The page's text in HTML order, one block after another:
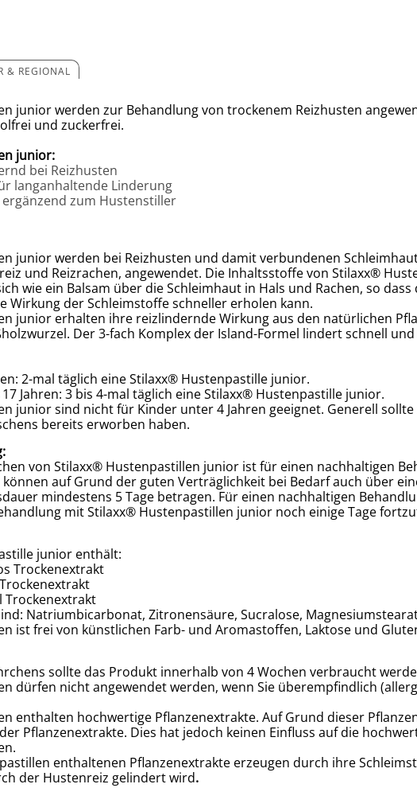
& REGIONAL
juniorwerden zur Behandlung von trockenem Reizhusten
und zuckerfrei.
junior:
bei Reizhusten
langanhaltende Linderung
zum Hustenstiller
juniorwerden bei Reizhusten und damit verbundenen
und Reizrachen, angewendet. Die Inhaltsstoffe von Stilaxx®
wie ein Balsam über die Schleimhaut in Hals und Rachen, so
Wirkung der Schleimstoffe schneller erholen kann.
junior erhalten ihre reizlindernde Wirkung aus den natürlichen
Der 3-fach Komplex der Island-Formel lindert schnell
2-mal täglich eine Stilaxx® Hustenpastille junior.
Jahren: 3 bis 4-mal täglich eine Stilaxx® Hustenpastille junior.
juniorsind nicht für Kinder unter 4 Jahren geeignet. Generell
bereits erworben haben.
von Stilaxx® Hustenpastillen junior ist für einen nachhaltigen
auf Grund der guten Verträglichkeit bei Bedarf auch über
mindestens 5 Tage betragen. Für einen nachhaltigen
mit Stilaxx® Hustenpastillen junior noch einige Tage
junior enthält:
Trockenextrakt
Trockenextrakt
Natriumbicarbonat, Zitronensäure, Sucralose,
ist frei von künstlichen Farb- und Aromastoffen, Laktose und
sollte das Produkt innerhalb von 4 Wochen verbraucht
dürfen nicht angewendet werden, wenn Sie überempfindlich
enthalten hochwertige Pflanzenextrakte. Auf Grund dieser
Pflanzenextrakte. Dies hat jedoch keinen Einfluss auf die
enthaltenen Pflanzenextrakte erzeugen durch ihre
der Hustenreiz gelindert wird.